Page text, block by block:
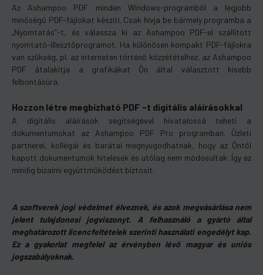
Az Ashampoo PDF minden Windows-programból a legjobb
minőségű PDF-fájlokat készíti. Csak hívja be bármely programba a
„Nyomtatás”-t, és válassza ki az Ashampoo PDF-el szállított
nyomtató-illesztőprogramot. Ha különösen kompakt PDF-fájlokra
van szükség, pl. az interneten történő közzétételhez, az Ashampoo
PDF átalakítja a grafikákat Ön által választott kisebb
felbontásúra.
Hozzon létre megbízható PDF -t digitális aláírásokkal
A digitális aláírások segítségével hivatalossá teheti a
dokumentumokat az Ashampoo PDF Pro programban. Üzleti
partnerei, kollégái és barátai megnyugodhatnak, hogy az Öntől
kapott dokumentumok hitelesek és utólag nem módosultak. Így ez
mindig bizalmi együttműködést biztosít.
A szoftverek jogi védelmet élveznek, és azok megvásárlása nem
jelent tulajdonosi jogviszonyt. A felhasználó a gyártó által
meghatározott licencfeltételek szerinti használati engedélyt kap.
Ez a gyakorlat megfelel az érvényben lévő magyar és uniós
jogszabályoknak.